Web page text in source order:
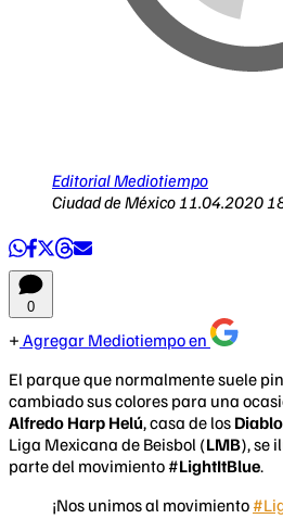
Editorial Mediotiempo
Ciudad de México 11.04.2020
0
Agregar Mediotiempo en
El parque que normalmente suele
cambiado sus colores para una
Alfredo Harp Helú, casa de los
Liga Mexicana de Beisbol (LMB), se
parte del movimiento #LightItBlue.
¡Nos unimos al movimiento